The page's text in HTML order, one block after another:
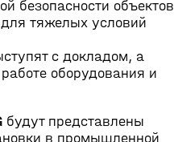
безопасности объектов
тяжелых условий
с докладом, а
оборудования и
будут представлены